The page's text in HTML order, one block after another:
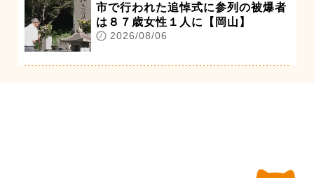
市で行われた追悼式に参列の被爆者
は８７歳女性１人に【岡山】
2026/08/06